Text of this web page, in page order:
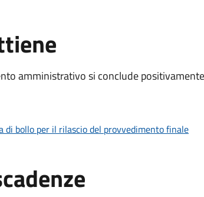
amministrativo si conclude
di bollo per il rilascio del provvedimento finale